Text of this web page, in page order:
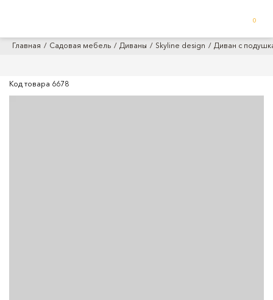
0
Главная Садовая мебель Диваны Skyline design Диван с
Код товара 6678